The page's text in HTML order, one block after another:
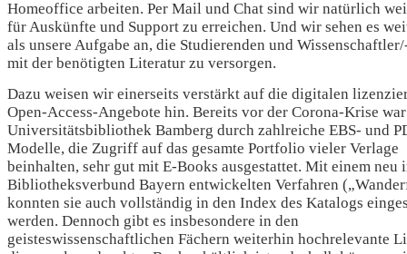
Homeoffice arbeiten. Per Mail und Chat sind wir natürlich
für Auskünfte und Support zu erreichen. Und wir sehen es
als unsere Aufgabe an, die Studierenden und
mit der benötigten Literatur zu versorgen.
Dazu weisen wir einerseits verstärkt auf die digitalen
Open-Access-Angebote hin. Bereits vor der Corona-Krise
Universitätsbibliothek Bamberg durch zahlreiche EBS- und
Modelle, die Zugriff auf das gesamte Portfolio vieler Verlage
beinhalten, sehr gut mit E-Books ausgestattet. Mit einem neu
Bibliotheksverbund Bayern entwickelten Verfahren
konnten sie auch vollständig in den Index des Katalogs
werden. Dennoch gibt es insbesondere in den
geisteswissenschaftlichen Fächern weiterhin hochrelevante